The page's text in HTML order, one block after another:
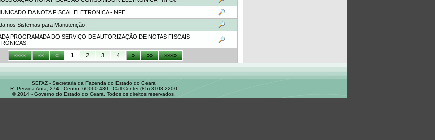
«««« «« « 1 2 3 4 » »» »»»»
DA NOTA FISCAL ELETRONICA - NFE
nos Sistemas para Manutenção
PROGRAMADA DO SERVIÇO DE AUTORIZAÇÃO DE NOTAS FISCAIS
SEFAZ - Secretaria da Fazenda do Estado do Ceará
R. Pessoa Anta, 274 - Centro, 60060-430 - Call Center (85) 3108-2200
© 2014 - Governo do Estado do Ceará. Todos os direitos reservados.